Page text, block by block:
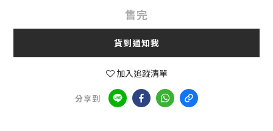
售完
貨到通知我
加入追蹤清單
分享到